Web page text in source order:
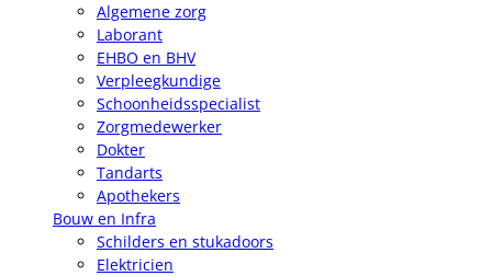
Algemene zorg
Laborant
EHBO en BHV
Verpleegkundige
Schoonheidsspecialist
Zorgmedewerker
Dokter
Tandarts
Apothekers
Bouw en Infra
Schilders en stukadoors
Elektricien